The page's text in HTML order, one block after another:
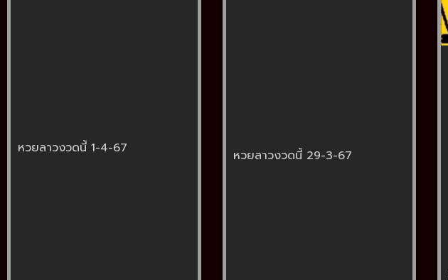
หวยลาวงวดนี้ 1-4-67 หวยลาวงวดนี้ 29-3-67